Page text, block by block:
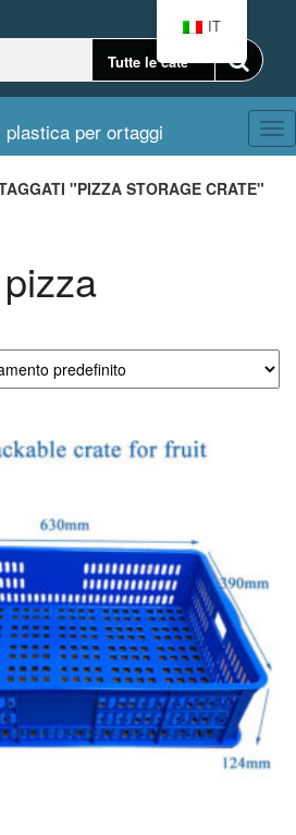
per ortaggi
"PIZZA STORAGE CRATE"
IT